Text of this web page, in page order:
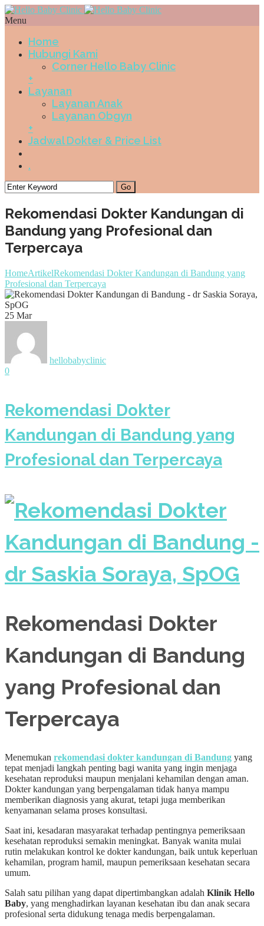
Menu
Home
Hubungi Kami
Corner Hello Baby Clinic
+
Layanan
Layanan Anak
Layanan Obgyn
+
Jadwal Dokter & Price List
.
Rekomendasi Dokter Kandungan di
Bandung yang Profesional dan
Terpercaya
HomeArtikelRekomendasi Dokter Kandungan di Bandung yang
Profesional dan Terpercaya
25 Mar
hellobabyclinic
0
Rekomendasi Dokter
Kandungan di Bandung yang
Profesional dan Terpercaya
Rekomendasi Dokter
Kandungan di Bandung
yang Profesional dan
Terpercaya
Menemukan rekomendasi dokter kandungan di Bandung yang
tepat menjadi langkah penting bagi wanita yang ingin menjaga
kesehatan reproduksi maupun menjalani kehamilan dengan aman.
Dokter kandungan yang berpengalaman tidak hanya mampu
memberikan diagnosis yang akurat, tetapi juga memberikan
kenyamanan selama proses konsultasi.
Saat ini, kesadaran masyarakat terhadap pentingnya pemeriksaan
kesehatan reproduksi semakin meningkat. Banyak wanita mulai
rutin melakukan kontrol ke dokter kandungan, baik untuk keperluan
kehamilan, program hamil, maupun pemeriksaan kesehatan secara
umum.
Salah satu pilihan yang dapat dipertimbangkan adalah Klinik Hello
Baby, yang menghadirkan layanan kesehatan ibu dan anak secara
profesional serta didukung tenaga medis berpengalaman.